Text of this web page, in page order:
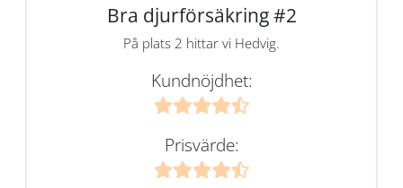
Bra djurförsäkring #2
På plats 2 hittar vi Hedvig.
Kundnöjdhet:
Prisvärde: